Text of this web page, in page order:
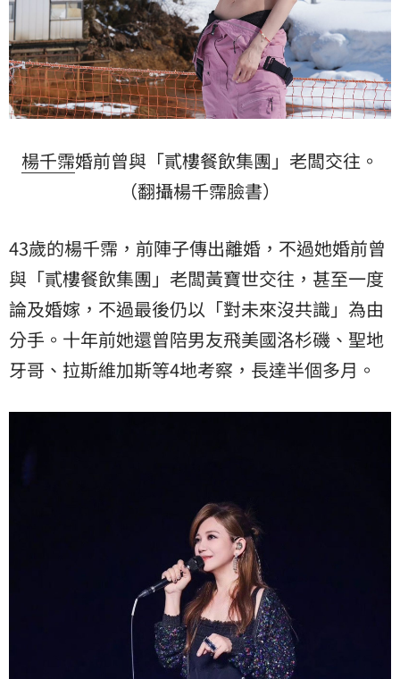
楊千霈婚前曾與「貳樓餐飲集團」老闆交往。
（翻攝楊千霈臉書）
43歲的楊千霈，前陣子傳出離婚，不過她婚前曾
與「貳樓餐飲集團」老闆黃寶世交往，甚至一度
論及婚嫁，不過最後仍以「對未來沒共識」為由
分手。十年前她還曾陪男友飛美國洛杉磯、聖地
牙哥、拉斯維加斯等4地考察，長達半個多月。